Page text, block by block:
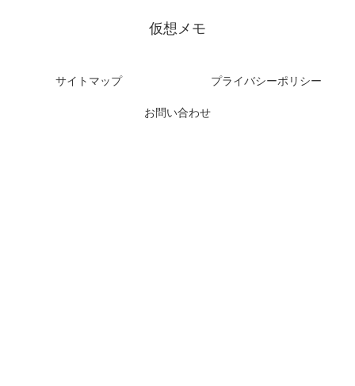
仮想メモ
サイトマップ プライバシーポリシー
お問い合わせ